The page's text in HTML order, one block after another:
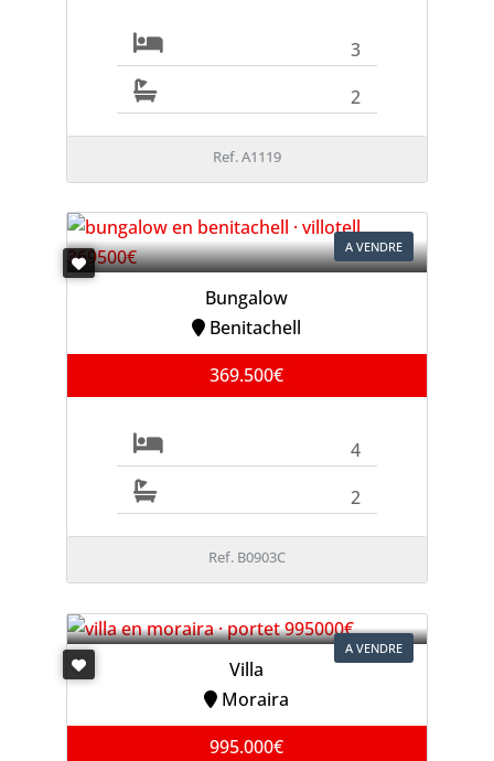
3
2
Ref. A1119
A VENDRE
Bungalow
Benitachell
369.500€
4
2
Ref. B0903C
A VENDRE
Villa
Moraira
995.000€